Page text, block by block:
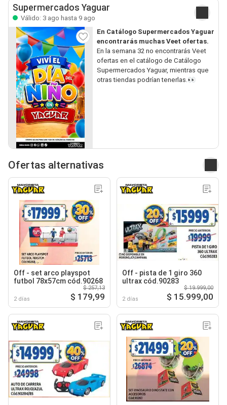
Supermercados Yaguar
Válido: 3 ago hasta 9 ago
En Catálogo Supermercados Yaguar
encontrarás muchas Veet ofertas.
En la semana 32 no encontrarás Veet
ofertas en el catálogo de Catálogo
Supermercados Yaguar, mientras que
otras tiendas podrían tenerlas.👀
Ofertas alternativas
Off - set arco playspot
futbol 78x57cm cód.90268
2 días
$ 257,13
$ 179,99
Off - pista de 1 giro 360
ultrax cód.90283
2 días
$ 19.999,00
$ 15.999,00